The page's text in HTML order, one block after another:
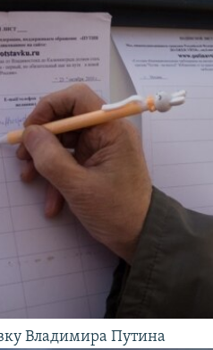
Владимира Путина